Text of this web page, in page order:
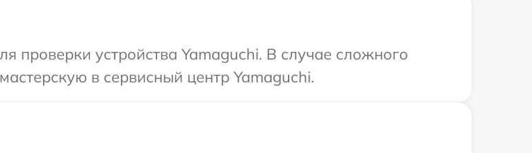
проверки устройства Yamaguchi. В случае сложного
в сервисный центр Yamaguchi.